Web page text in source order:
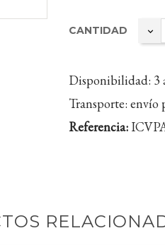
CANTIDAD
Disponibilidad: 3
Transporte: envío
Referencia: